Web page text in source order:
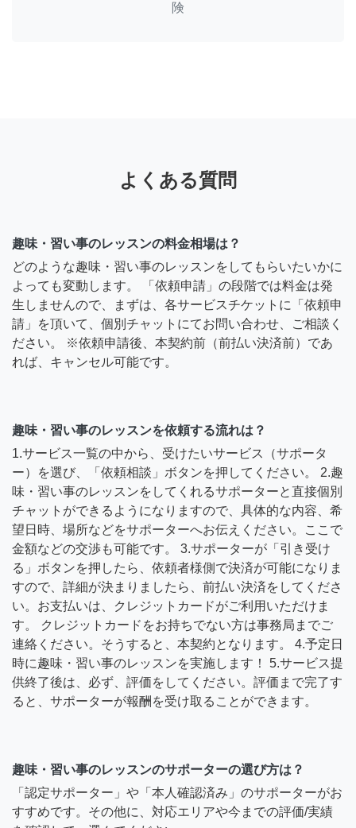
険
よくある質問
趣味・習い事のレッスンの料金相場は？
どのような趣味・習い事のレッスンをしてもらいたいかに
よっても変動します。 「依頼申請」の段階では料金は発
生しませんので、まずは、各サービスチケットに「依頼申
請」を頂いて、個別チャットにてお問い合わせ、ご相談く
ださい。 ※依頼申請後、本契約前（前払い決済前）であ
れば、キャンセル可能です。
趣味・習い事のレッスンを依頼する流れは？
1.サービス一覧の中から、受けたいサービス（サポータ
ー）を選び、「依頼相談」ボタンを押してください。 2.趣
味・習い事のレッスンをしてくれるサポーターと直接個別
チャットができるようになりますので、具体的な内容、希
望日時、場所などをサポーターへお伝えください。ここで
金額などの交渉も可能です。 3.サポーターが「引き受け
る」ボタンを押したら、依頼者様側で決済が可能になりま
すので、詳細が決まりましたら、前払い決済をしてくださ
い。お支払いは、クレジットカードがご利用いただけま
す。 クレジットカードをお持ちでない方は事務局までご
連絡ください。そうすると、本契約となります。 4.予定日
時に趣味・習い事のレッスンを実施します！ 5.サービス提
供終了後は、必ず、評価をしてください。評価まで完了す
ると、サポーターが報酬を受け取ることができます。
趣味・習い事のレッスンのサポーターの選び方は？
「認定サポーター」や「本人確認済み」のサポーターがお
すすめです。その他に、対応エリアや今までの評価/実績